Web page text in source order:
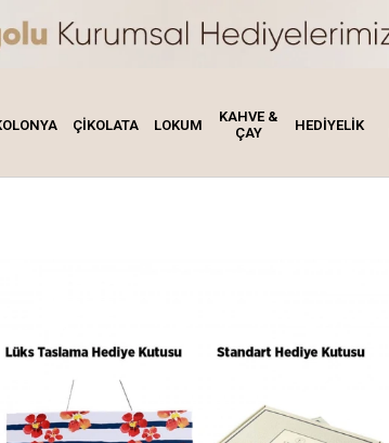
ÇİKOLATA LOKUM
KAHVE &
ÇAY
HEDİYELİK